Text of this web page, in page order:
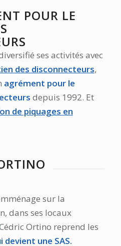
POUR LE
ses activités avec
des disconnecteurs,
agrément pour le
depuis 1992. Et
de piquages en
sur la
dans ses locaux
Ortino reprend les
devient une SAS.